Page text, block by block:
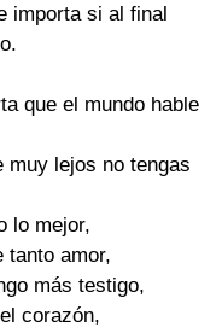
importa si al final
que el mundo hable
muy lejos no tengas
lo mejor,
tanto amor,
más testigo,
corazón,